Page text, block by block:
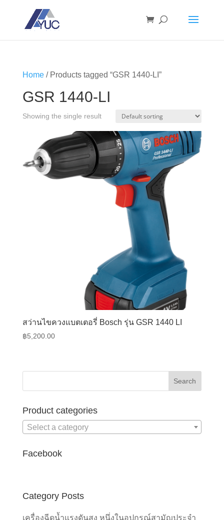
Home/ Products tagged “GSR 1440-LI”
GSR 1440-LI
Showing the single result
สว่านไขควงแบตเตอรี่ Bosch รุ่น GSR 1440 LI
฿5,200.00
Product categories
Select a category
Facebook
Category Posts
เครื่องฉีดน้ำแรงดันสูง หนึ่งในอุปกรณ์สามัญประจำ